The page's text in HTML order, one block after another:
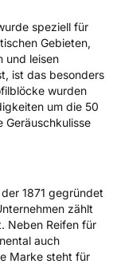
Nein
speziell für
Gebieten,
und leisen
ist das besonders
wurden
um die 50
Geräuschkulisse
1871 gegründet
zählt
Neben Reifen für
auch
Marke steht für